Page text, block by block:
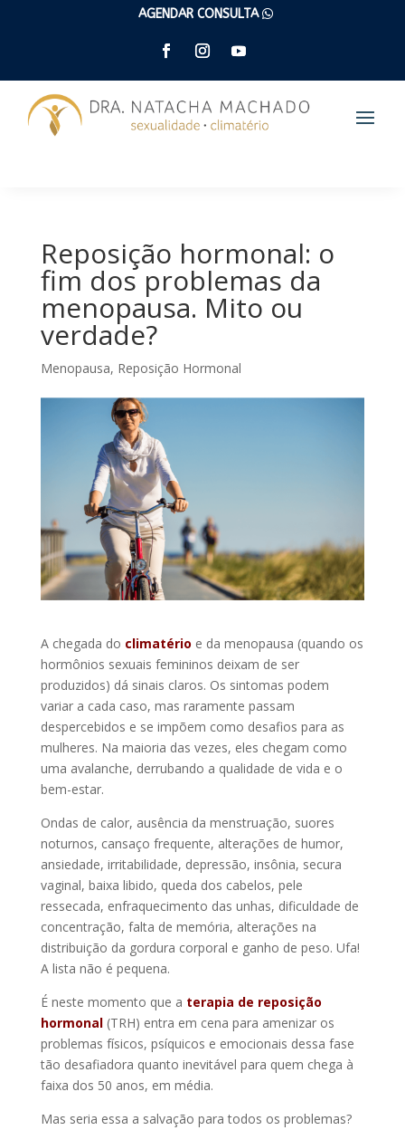
(47) 9 9262 6005
AGENDAR CONSULTA
Reposição hormonal: o
fim dos problemas da
menopausa. Mito ou
verdade?
Menopausa, Reposição Hormonal
A chegada do climatério e da menopausa (quando os
hormônios sexuais femininos deixam de ser
produzidos) dá sinais claros. Os sintomas podem
variar a cada caso, mas raramente passam
despercebidos e se impõem como desafios para as
mulheres. Na maioria das vezes, eles chegam como
uma avalanche, derrubando a qualidade de vida e o
bem-estar.
Ondas de calor, ausência da menstruação, suores
noturnos, cansaço frequente, alterações de humor,
ansiedade, irritabilidade, depressão, insônia, secura
vaginal, baixa libido, queda dos cabelos, pele
ressecada, enfraquecimento das unhas, dificuldade de
concentração, falta de memória, alterações na
distribuição da gordura corporal e ganho de peso. Ufa!
A lista não é pequena.
É neste momento que a terapia de reposição
hormonal (TRH) entra em cena para amenizar os
problemas físicos, psíquicos e emocionais dessa fase
tão desafiadora quanto inevitável para quem chega à
faixa dos 50 anos, em média.
Mas seria essa a salvação para todos os problemas?